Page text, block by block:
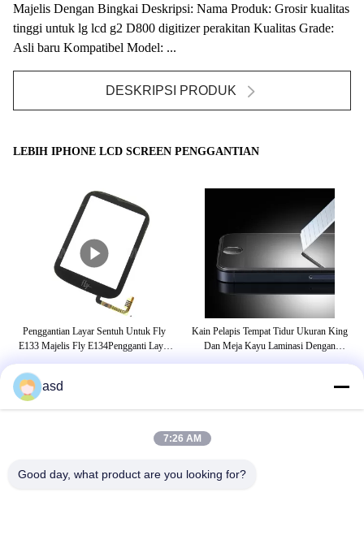
Majelis Dengan Bingkai Deskripsi: Nama Produk: Grosir kualitas
tinggi untuk lg lcd g2 D800 digitizer perakitan Kualitas Grade:
Asli baru Kompatibel Model: ...
DESKRIPSI PRODUK
LEBIH IPHONE LCD SCREEN PENGGANTIAN
Penggantian Layar Sentuh Untuk Fly
E133 Majelis Fly E134Pengganti Layar
Kain Pelapis Tempat Tidur Ukuran King
Dan Meja Kayu Laminasi Dengan
TAG
penggantian layar iphone 6s
asd
7:26 AM
Good day, what product are you looking for?